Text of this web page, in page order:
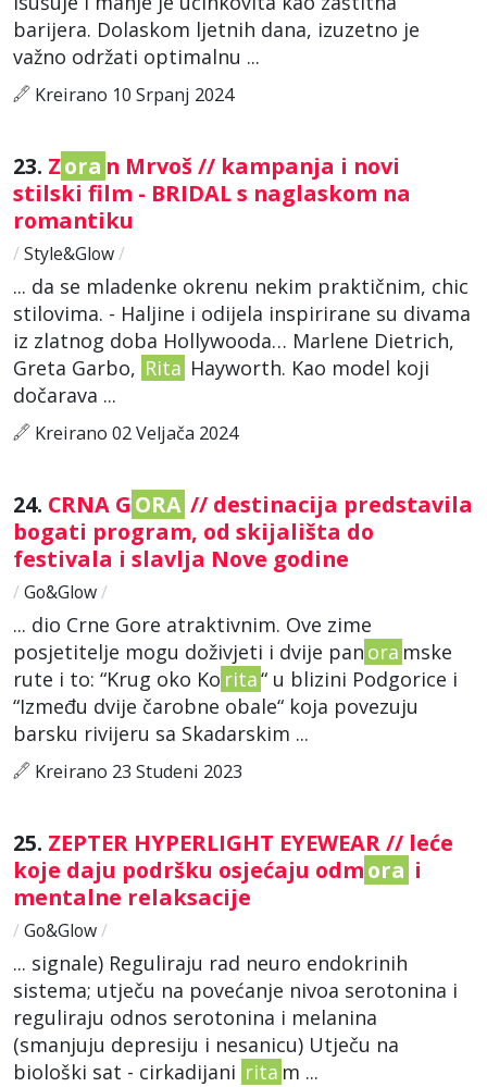
barijera. Dolaskom ljetnih dana, izuzetno je
važno održati optimalnu ...
Kreirano 10 Srpanj 2024
23. Zora n Mrvoš // kampanja i novi
stilski film - BRIDAL s naglaskom na
romantiku
/ Style&Glow/
... da se mladenke okrenu nekim praktičnim, chic
stilovima. - Haljine i odijela inspirirane su divama
iz zlatnog doba Hollywooda… Marlene Dietrich,
Greta Garbo, Rita Hayworth. Kao model koji
dočarava ...
Kreirano 02 Veljača 2024
24. CRNA G ORA // destinacija predstavila
bogati program, od skijališta do
festivala i slavlja Nove godine
/ Go&Glow/
... dio Crne Gore atraktivnim. Ove zime
posjetitelje mogu doživjeti i dvije pan ora mske
rute i to: “Krug oko Ko rita“ u blizini Podgorice i
“Između dvije čarobne obale“ koja povezuju
barsku rivijeru sa Skadarskim ...
Kreirano 23 Studeni 2023
25. ZEPTER HYPERLIGHT EYEWEAR // leće
koje daju podršku osjećaju odmora i
mentalne relaksacije
/ Go&Glow/
... signale) Reguliraju rad neuro endokrinih
sistema; utječu na povećanje nivoa serotonina i
reguliraju odnos serotonina i melanina
(smanjuju depresiju i nesanicu) Utječu na
biološki sat - cirkadijani rita m ...